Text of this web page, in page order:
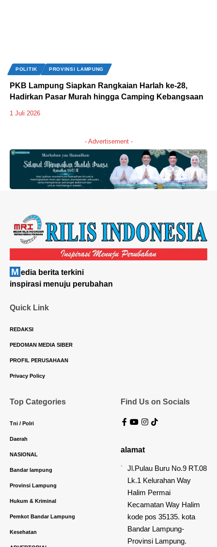
POLITIK PROVINSI LAMPUNG
‎PKB Lampung Siapkan Rangkaian Harlah ke-28,
Hadirkan Pasar Murah hingga Camping Kebangsaan
1 Juli 2026
- Advertisement -
M edia berita terkini
inspirasi menuju perubahan
Quick Link
REDAKSI
PEDOMAN MEDIA SIBER
PROFIL PERUSAHAAN
Privacy Policy
Top Categories
Tni / Polri
Daerah
NASIONAL
Bandar lampung
Provinsi Lampung
Hukum & Kriminal
Pemkot Bandar Lampung
Kesehatan
Find Us on Socials
alamat
Jl.Pulau Buru No.9 RT.08
Lk.1 Kelurahan Way
Halim Permai
Kecamatan Way Halim
kode pos 35135. kota
Bandar Lampung-
Provinsi Lampung.